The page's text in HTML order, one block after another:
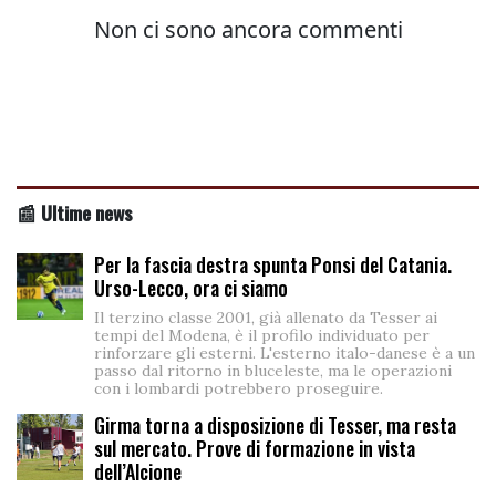
📰 Ultime news
Per la fascia destra spunta Ponsi del Catania.
Urso-Lecco, ora ci siamo
Il terzino classe 2001, già allenato da Tesser ai
tempi del Modena, è il profilo individuato per
rinforzare gli esterni. L'esterno italo-danese è a un
passo dal ritorno in bluceleste, ma le operazioni
con i lombardi potrebbero proseguire.
Girma torna a disposizione di Tesser, ma resta
sul mercato. Prove di formazione in vista
dell’Alcione